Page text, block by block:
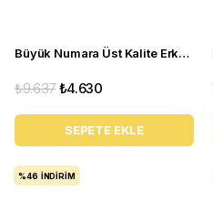
Büyük Numara Üst Kalite Erkek Ayakkabı - ALP76 Lacivert Açma
₺4.630
₺9.637
SEPETE EKLE
%46 İNDIRIM